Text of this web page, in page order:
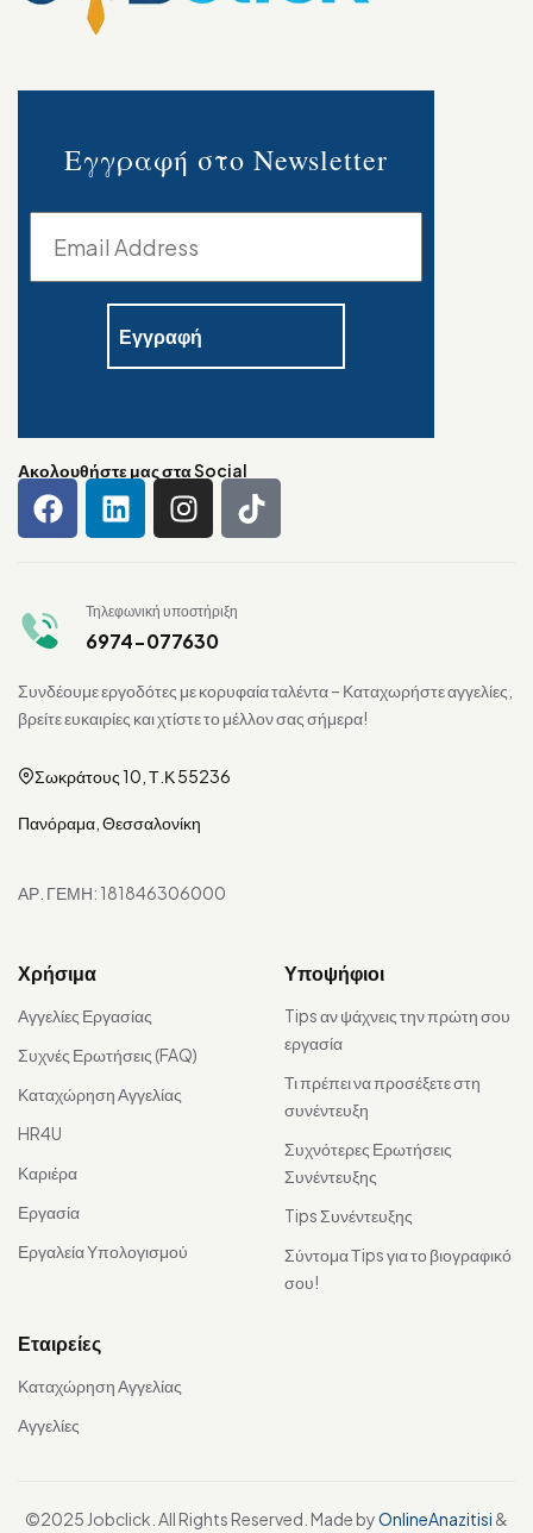
Εγγραφή στο Newsletter
Ακολουθήστε μας στα Social
Τηλεφωνική υποστήριξη
6974-077630
Συνδέουμε εργοδότες με κορυφαία ταλέντα – Καταχωρήστε αγγελίες,
βρείτε ευκαιρίες και χτίστε το μέλλον σας σήμερα!
Σωκράτους 10, Τ.Κ 55236
Πανόραμα, Θεσσαλονίκη
ΑΡ. ΓΕΜΗ: 181846306000
Χρήσιμα
Αγγελίες Εργασίας
Συχνές Ερωτήσεις (FAQ)
Καταχώρηση Αγγελίας
HR4U
Καριέρα
Εργασία
Εργαλεία Υπολογισμού
Υποψήφιοι
Tips αν ψάχνεις την πρώτη σου
εργασία
Τι πρέπει να προσέξετε στη
συνέντευξη
Συχνότερες Ερωτήσεις
Συνέντευξης
Tips Συνέντευξης
Σύντομα Τips για το βιογραφικό
σου!
Εταιρείες
Καταχώρηση Αγγελίας
Αγγελίες
©2025 Jobclick. All Rights Reserved. Made byOnlineAnazitisi &